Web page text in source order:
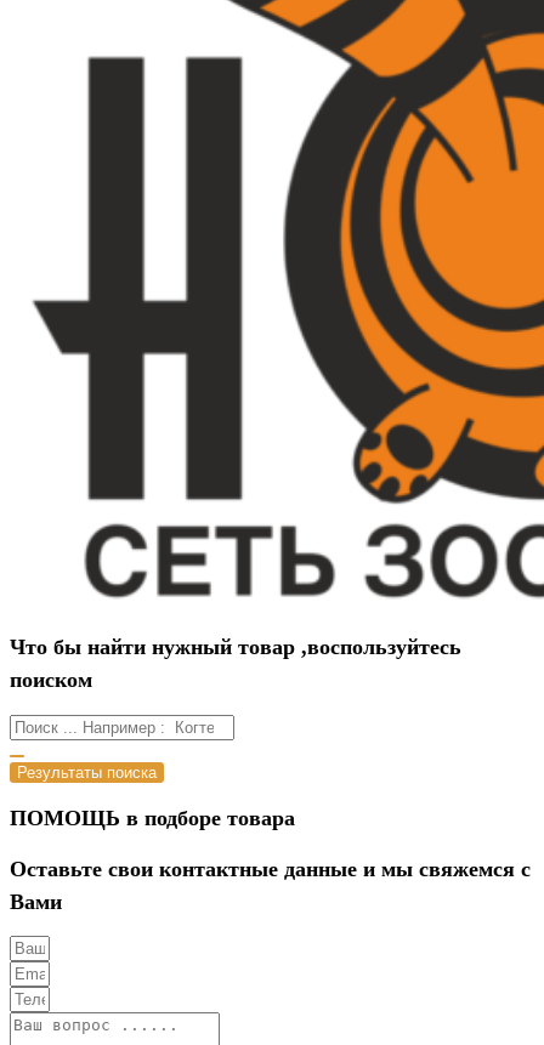
Что бы найти нужный товар ,воспользуйтесь
поиском
Результаты поиска
ПОМОЩЬ в подборе товара
Оставьте свои контактные данные и мы свяжемся с
Вами